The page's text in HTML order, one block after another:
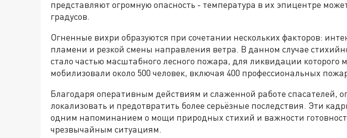
представляют огромную опасность - температура в их эпицентре
градусов.
Огненные вихри образуются при сочетании нескольких факторов:
пламени и резкой смены направления ветра. В данном случае
стало частью масштабного лесного пожара, для ликвидации которого
мобилизовали около 500 человек, включая 400 профессиональных
Благодаря оперативным действиям и слаженной работе спасателей,
локализовать и предотвратить более серьёзные последствия. Эти
одним напоминанием о мощи природных стихий и важности
чрезвычайным ситуациям.